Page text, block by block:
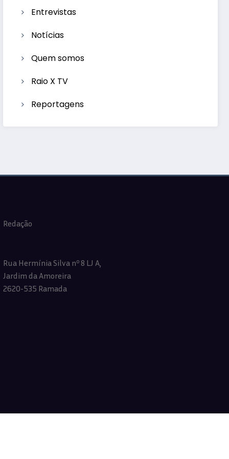
Entrevistas
Notícias
Quem somos
Raio X TV
Reportagens
Redação
Rua Hermínia Silva nº 8 LJ A,
Jardim da Amoreira
2620-535 Ramada